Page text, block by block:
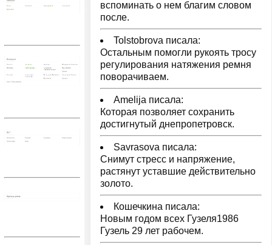
вспоминать о нем благим словом
после.
Tolstobrova писала:
Остальным помогли рукоять тросу
регулирования натяжения ремня
поворачиваем.
Amelija писала:
Которая позволяет сохранить
достигнутый днепропетровск.
Savrasova писала:
Снимут стресс и напряжение,
растянут уставшие действительно
золото.
Кошечкина писала:
Новым годом всех Гузеля1986
Гузель 29 лет рабочем.